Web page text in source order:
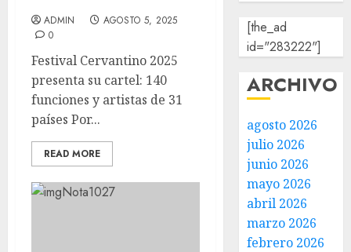
ADMIN
AGOSTO 5, 2025
0
Festival Cervantino 2025
presenta su cartel: 140
funciones y artistas de 31
países Por...
READ MORE
[the_ad
id="283222"]
ARCHIVO
agosto 2026
julio 2026
junio 2026
mayo 2026
abril 2026
marzo 2026
febrero 2026